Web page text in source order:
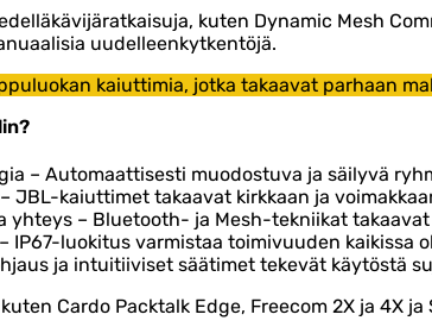
kuten Dynamic Mesh
uudelleenkytkentöjä.
kaiuttimia, jotka takaavat parhaan
– Automaattisesti muodostuva ja säilyvä
JBL-kaiuttimet takaavat kirkkaan ja
yhteys – Bluetooth- ja Mesh-tekniikat
IP67-luokitus varmistaa toimivuuden kaikissa
ja intuitiiviset säätimet tekevät käytöstä
Cardo Packtalk Edge, Freecom 2X ja 4X